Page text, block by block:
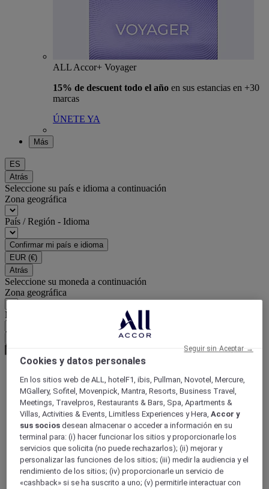
ALL Accor+ Voyager
15% de descuent todo el año en sus estancias en +30
marcas
ÚNETE YA
Más
ES
Atrás
Seleccione su país e idioma a continuación
Zona geográfica
País / Región - Idioma
Confirmar mi país e idioma
EUR (€)
Atrás
Seleccione su moneda a continuación
Zona geográfica
Moneda
World
Europe
France
Aquitania
LANDES
Cookies y datos personales
En los sitios web de ALL, hotelF1, ibis, Pullman, Novotel, Mercure,
MGallery, Sofitel, Movenpick, Mantra, Resorts, Business Travel,
Meetings, Travelpros, Restaurants & Bars, Spa, Apartments &
Villas, Activities & Events, Limitless Experiences y Hera,Accor y
sus socios desean almacenar o acceder a información en su
terminal para: (i) hacer funcionar los sitios y proporcionarle los
servicios que solicita (no puede rechazarlos); (ii) mejorar y
personalizar las funciones de los sitios; (iii) medir la audiencia y el
rendimiento de los sitios; (iv) proporcionarle un servicio de
«cashback» si se ha suscrito a uno; (v) permitirle interactuar con
Seguir sin Aceptar →